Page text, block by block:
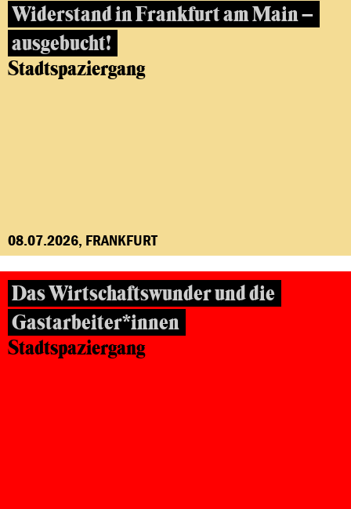
Widerstand in Frankfurt am Main –
ausgebucht!
Stadtspaziergang
08.07.2026, FRANKFURT
Das Wirtschaftswunder und die
Gastarbeiter*innen
Stadtspaziergang